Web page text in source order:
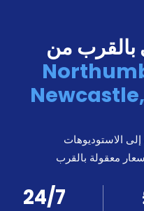
من
الاستوديوهات
معقولة بالقرب
24/7